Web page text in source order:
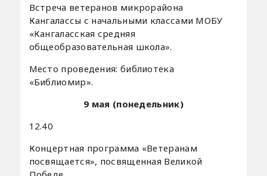
Встреча ветеранов микрорайона
Кангалассы с начальными классами МОБУ
«Кангаласская средняя
общеобразовательная школа».
Место проведения: библиотека
«Библиомир».
9 мая (понедельник)
12.40
Концертная программа «Ветеранам
посвящается», посвященная Великой